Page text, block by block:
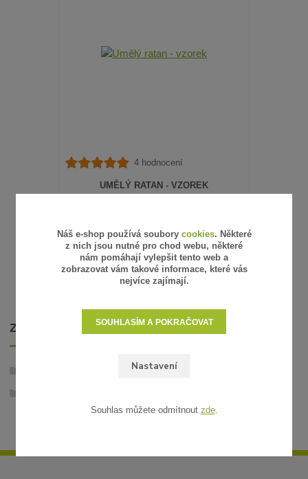
4 hodnocení
UMĚLÝ RATAN - VZOREK
ZVOLIT VARIANTU
ZBOŽÍ ZAŘAZENO V KATEGORIÍCH
Náš e-shop používá soubory cookies. Některé
z nich jsou nutné pro chod webu, některé
nám pomáhají vylepšit tento web a
zobrazovat vám takové informace, které vás
nejvíce zajímají.
Nastavení
SOUHLASÍM A POKRAČOVAT
Souhlas můžete odmítnout zde.